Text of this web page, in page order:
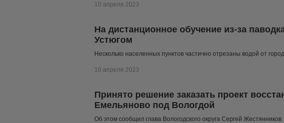
10 апреля 2023
На дистанционное обучение из-за
Устюгом
Несколько населенных пунктов частично отрезаны водой от
10 апреля 2023
Принято решение заказать проект
Емельяново под Вологдой
Об этом сообщил глава Вологодского округа Сергей Жестянников